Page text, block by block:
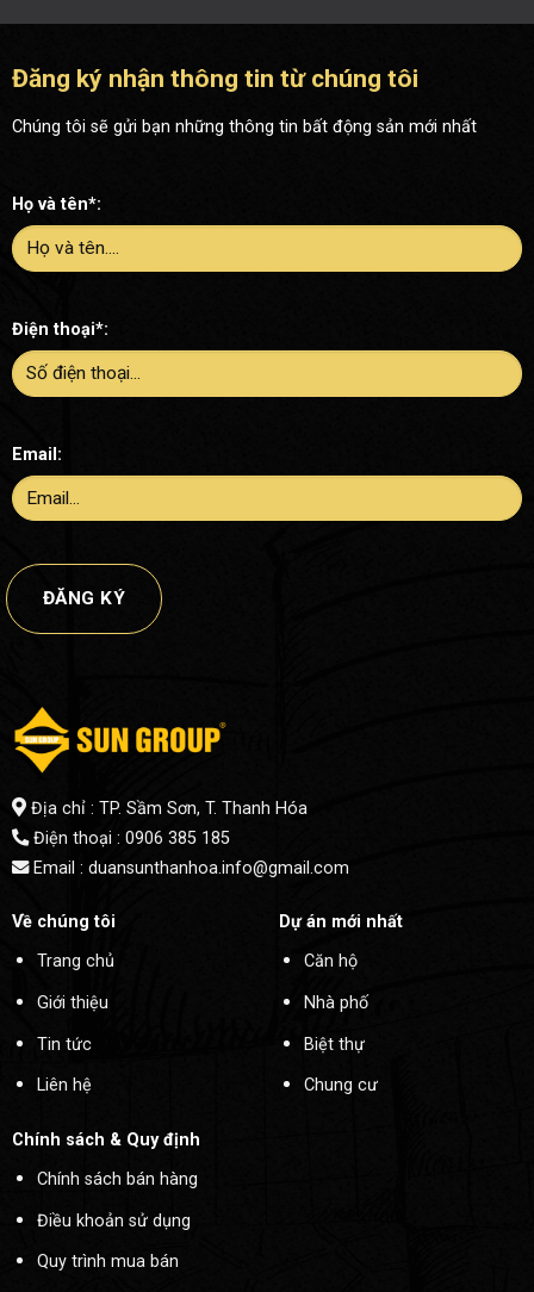
Đăng ký nhận thông tin từ chúng tôi
Chúng tôi sẽ gửi bạn những thông tin bất động sản mới nhất
Họ và tên*:
Điện thoại*:
Email:
Địa chỉ : TP. Sầm Sơn, T. Thanh Hóa
Điện thoại : 0906 385 185
Email : duansunthanhoa.info@gmail.com
Về chúng tôi
Trang chủ
Giới thiệu
Tin tức
Liên hệ
Dự án mới nhất
Căn hộ
Nhà phố
Biệt thự
Chung cư
Chính sách & Quy định
Chính sách bán hàng
Điều khoản sử dụng
Quy trình mua bán